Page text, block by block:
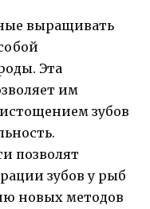
выращивать
Эта
им
зубов
позволят
зубов у рыб
новых методов